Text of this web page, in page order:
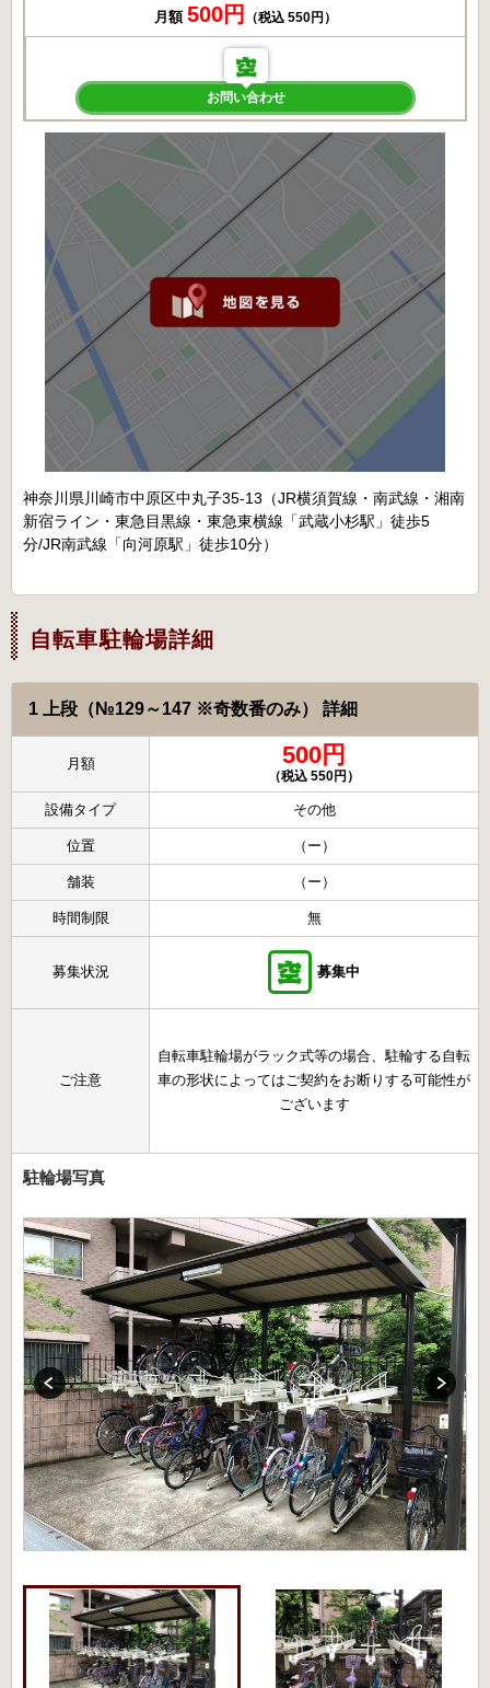
月額 500円 （税込 550円）
お問い合わせ
神奈川県川崎市中原区中丸子35-13（JR横須賀線・南武線・湘南
新宿ライン・東急目黒線・東急東横線「武蔵小杉駅」徒歩5
分/JR南武線「向河原駅」徒歩10分）
自転車駐輪場詳細
1 上段（№129～147 ※奇数番のみ） 詳細
月額 500円
（税込 550円）
設備タイプ その他
位置 （ー）
舗装 （ー）
時間制限 無
募集状況 募集中
ご注意
自転車駐輪場がラック式等の場合、駐輪する自転
車の形状によってはご契約をお断りする可能性が
ございます
駐輪場写真